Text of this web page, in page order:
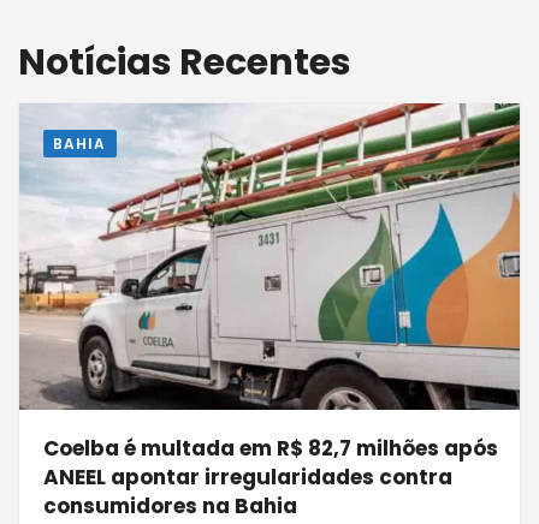
Notícias Recentes
BAHIA
Coelba é multada em R$ 82,7 milhões após
ANEEL apontar irregularidades contra
consumidores na Bahia